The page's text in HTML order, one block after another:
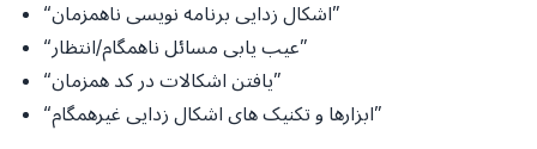
“اشکال زدایی برنامه نویسی ناهمزمان”
“عیب یابی مسائل ناهمگام/انتظار”
“یافتن اشکالات در کد همزمان”
“ابزارها و تکنیک های اشکال زدایی غیرهمگام”